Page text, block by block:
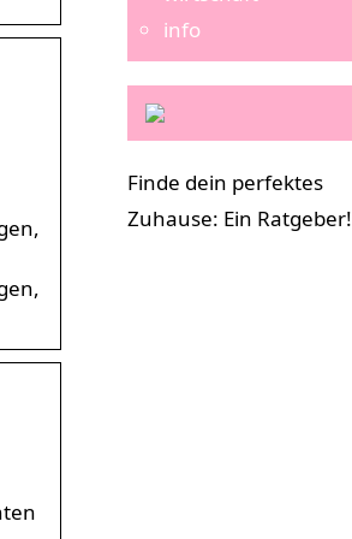
info
Finde dein perfektes
Zuhause: Ein Ratgeber!